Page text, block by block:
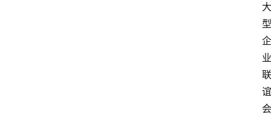
大
型
企
业
联
谊
会